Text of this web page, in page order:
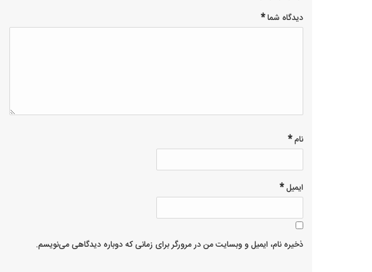
1
of
2 of
5
3 of 5
stars
stars
5 of 5
stars
دیدگاه شما*
نام*
ایمیل*
ذخیره نام، ایمیل و وبسایت من در مرورگر برای زمانی که دوباره دیدگاهی می‌نویسم.